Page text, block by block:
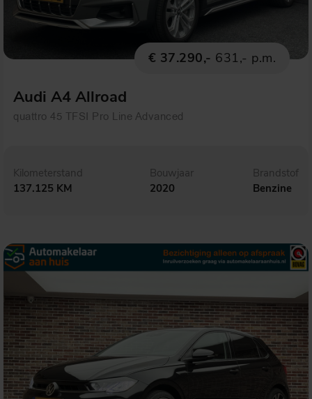
€ 37.290,- 631,- p.m.
Audi A4 Allroad
quattro 45 TFSI Pro Line Advanced
Kilometerstand
137.125 KM
Bouwjaar
2020
Brandstof
Benzine